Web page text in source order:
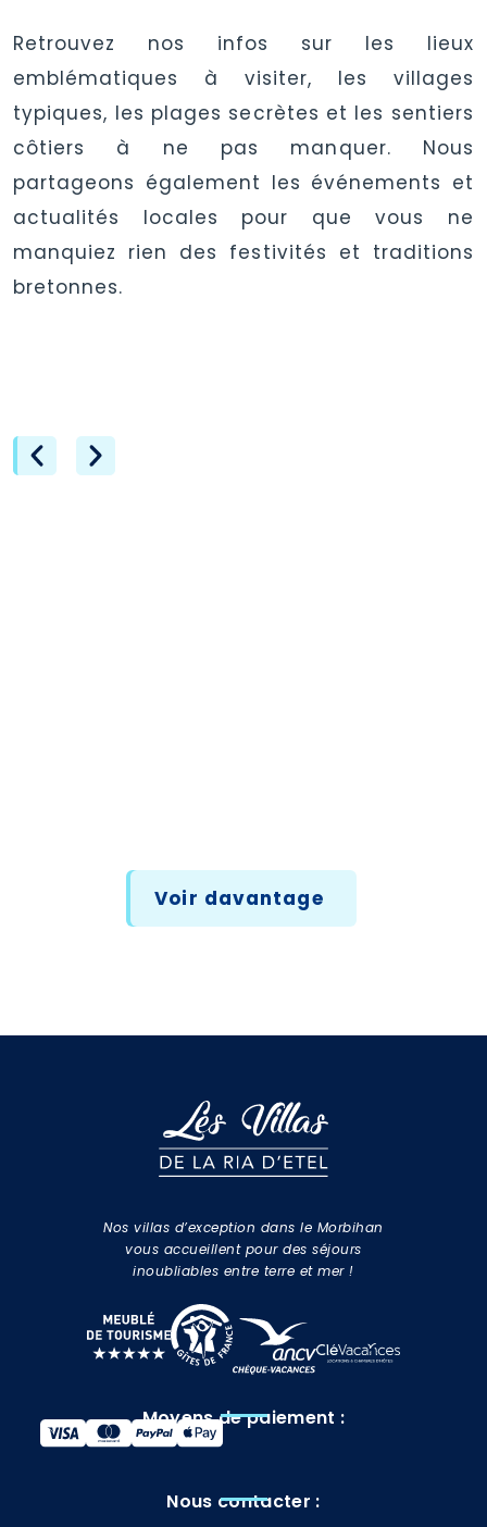
Retrouvez nos infos sur les lieux
emblématiques à visiter, les villages
typiques, les plages secrètes et les sentiers
côtiers à ne pas manquer. Nous
partageons également les événements et
actualités locales pour que vous ne
manquiez rien des festivités et traditions
bretonnes.
Voir davantage
Nos villas d’exception dans le Morbihan
vous accueillent pour des séjours
inoubliables entre terre et mer !
Moyens de paiement :
Nous contacter :